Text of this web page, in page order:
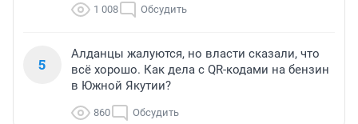
1 008 Обсудить
5
Алданцы жалуются, но власти сказали, что
всё хорошо. Как дела с QR-кодами на бензин
в Южной Якутии?
860 Обсудить